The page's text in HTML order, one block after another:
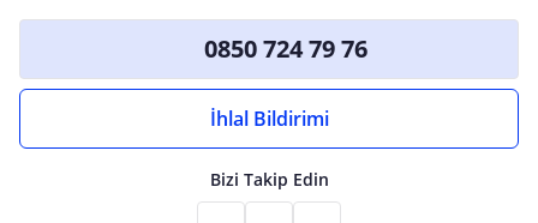
0850 724 79 76
İhlal Bildirimi
Bizi Takip Edin